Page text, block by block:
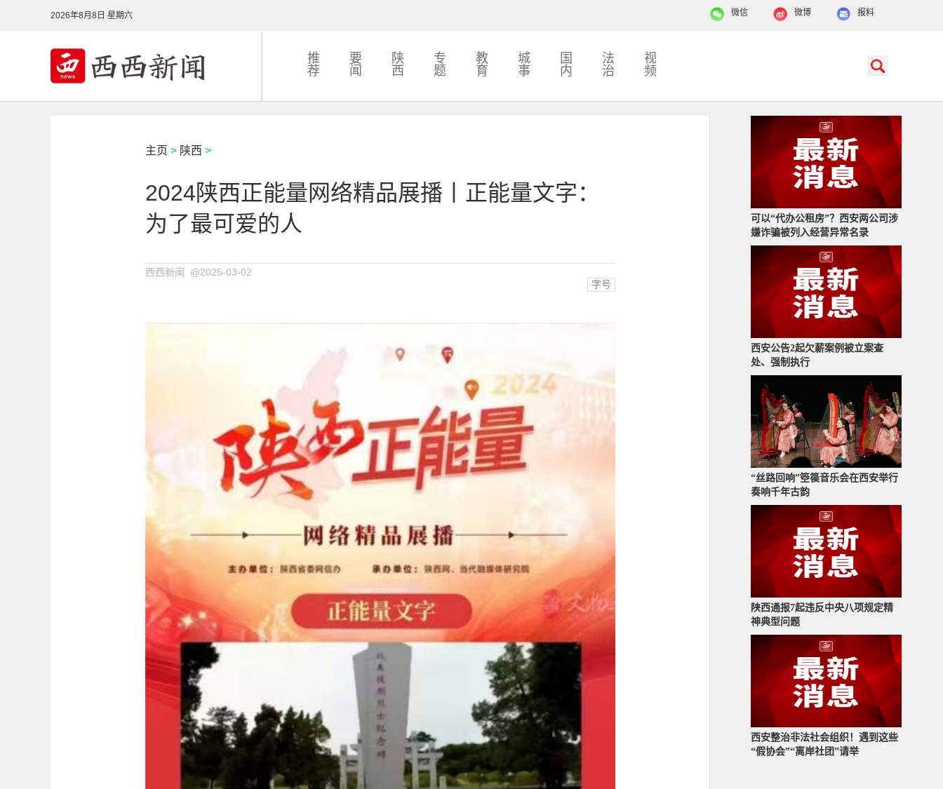
2026年8月8日 星期六 报料
微博
微信
推
荐
要
闻
陕
西
专
题
教
育
城
事
国
内
法
治
视
频
主页 > 陕西 >
2024陕西正能量网络精品展播丨正能量文字：
为了最可爱的人
西西新闻 @2025-03-02
字号
可以“代办公租房”？西安两公司涉
嫌诈骗被列入经营异常名录
西安公告2起欠薪案例被立案查
处、强制执行
“丝路回响”箜篌音乐会在西安举行
奏响千年古韵
陕西通报7起违反中央八项规定精
神典型问题
西安整治非法社会组织！遇到这些
“假协会”“离岸社团”请举